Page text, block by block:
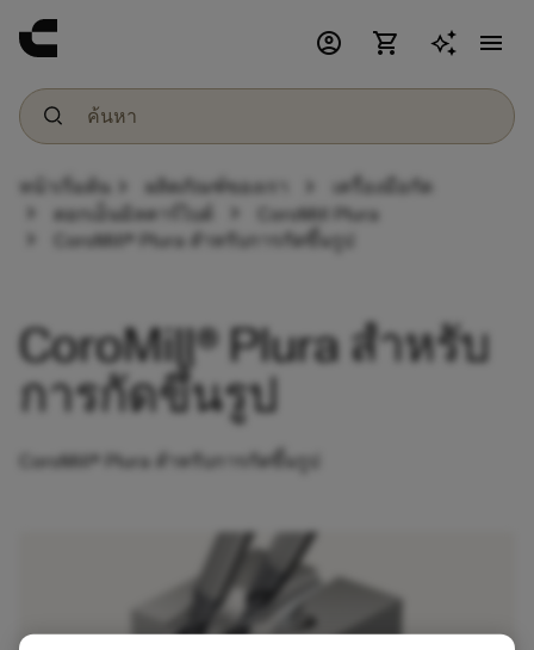
account_circle shopping_cart menu
หน้าเริ่มต้น chevron_right ผลิตภัณฑ์ของเรา chevron_right เครื่องมือกัด
ดอกเอ็นมิลคาร์ไบด์ CoroMill Plura
chevron_right CoroMill® Plura สำหรับการกัดขึ้นรูป
CoroMill® Plura สำหรับ
การกัดขึ้นรูป
CoroMill® Plura สำหรับการกัดขึ้นรูป